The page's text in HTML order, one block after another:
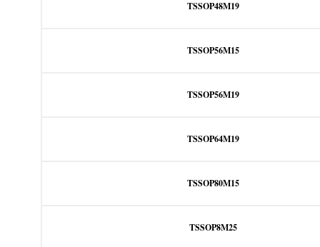
TSSOP48M19
TSSOP56M15
TSSOP56M19
TSSOP64M19
TSSOP80M15
TSSOP8M25